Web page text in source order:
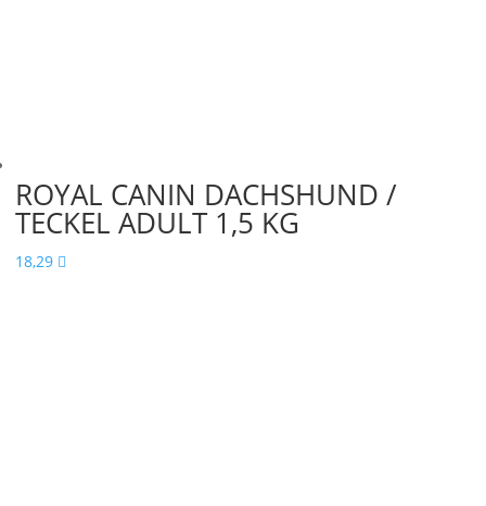
ROYAL CANIN DACHSHUND /
TECKEL ADULT 1,5 KG
18,29 